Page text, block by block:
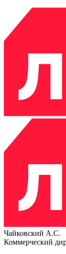
Чайковский А.С.
Коммерческий